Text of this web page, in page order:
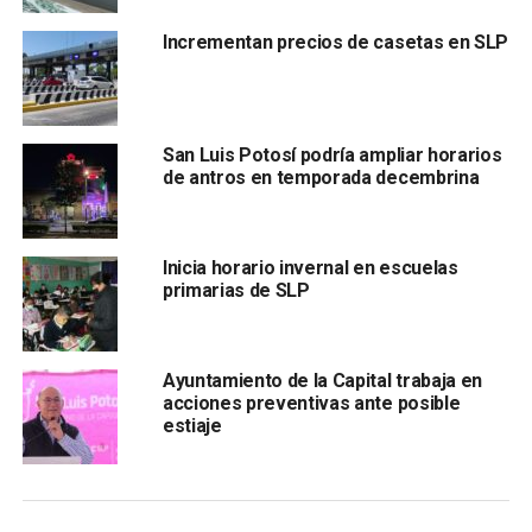
El presidente municipal indicó que decidió asistir con
autoridades del gobierno federal
solicitud de declaratoria por crisis de agua, en la que
se espera que se pueda recibir ayuda de distintas
formas como: financiera, de liberación de derechos
de extracción de agua “ya que está muy controlado”,
acompañamiento técnico o que se faciliten pipas.
Galindo Ceballos exhortó a la población potosina a
seguir pagando el servicio de agua para seguir
recibiendo el servicio.
Incrementan precios de casetas en SLP
San Luis Potosí podría ampliar horarios
de antros en temporada decembrina
Inicia horario invernal en escuelas
primarias de SLP
Ayuntamiento de la Capital trabaja en
acciones preventivas ante posible
estiaje